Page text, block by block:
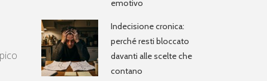
emotivo
Indecisione cronica:
perché resti bloccato
davanti alle scelte che
contano